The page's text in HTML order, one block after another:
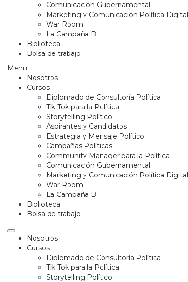
Comunicación Gubernamental
Marketing y Comunicación Política Digital
War Room
La Campaña B
Biblioteca
Bolsa de trabajo
Menu
Nosotros
Cursos
Diplomado de Consultoría Política
Tik Tok para la Política
Storytelling Político
Aspirantes y Candidatos
Estrategia y Mensaje Político
Campañas Políticas
Community Manager para la Política
Comunicación Gubernamental
Marketing y Comunicación Política Digital
War Room
La Campaña B
Biblioteca
Bolsa de trabajo
Nosotros
Cursos
Diplomado de Consultoría Política
Tik Tok para la Política
Storytelling Político